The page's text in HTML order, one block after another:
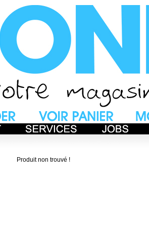
Produit non trouvé !